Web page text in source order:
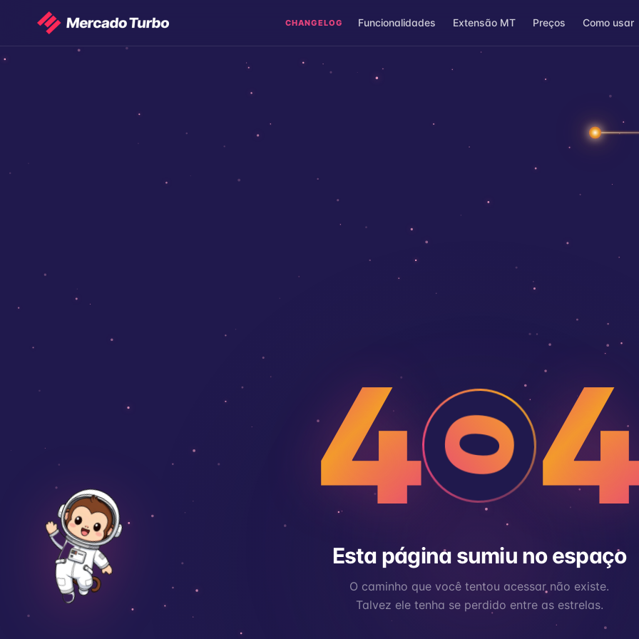
CHANGELOG Funcionalidades Extensão MT Preços Como usar
40
Esta página sumiu no espaço
O caminho que você tentou acessar não existe.
Talvez ele tenha se perdido entre as estrelas.